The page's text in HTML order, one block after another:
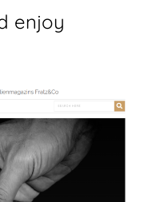
enjoy